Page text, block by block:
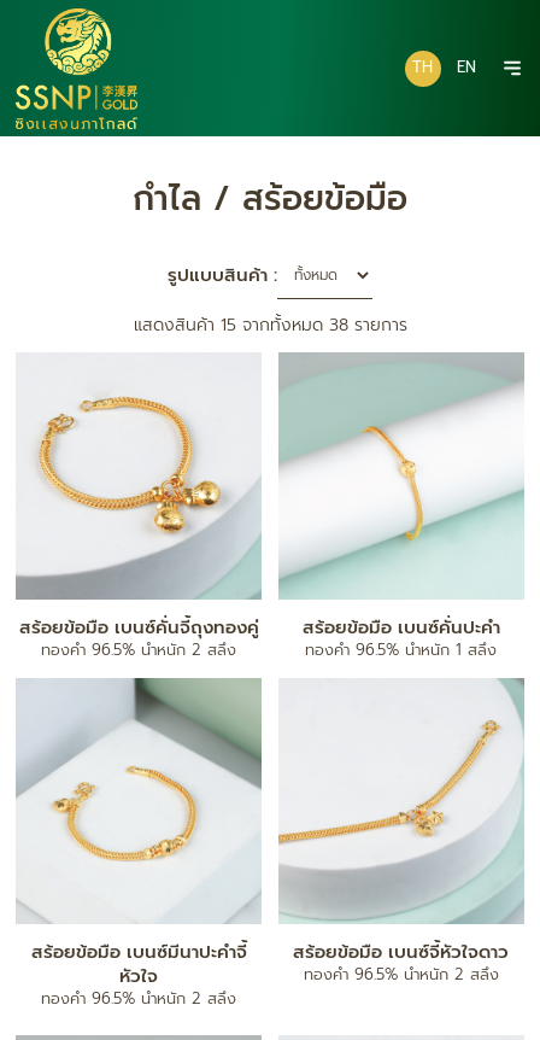
TH EN
กำไล / สร้อยข้อมือ
แสดงสินค้า 15 จากทั้งหมด 38 รายการ
รูปแบบสินค้า :
สร้อยข้อมือ เบนซ์คั่นจี้ถุงทองคู่
ทองคำ 96.5% น้ำหนัก 2 สลึง
สร้อยข้อมือ เบนซ์คั่นปะคำ
ทองคำ 96.5% น้ำหนัก 1 สลึง
สร้อยข้อมือ เบนซ์มีนาปะคำจี้
หัวใจ
ทองคำ 96.5% น้ำหนัก 2 สลึง
สร้อยข้อมือ เบนซ์จี้หัวใจดาว
ทองคำ 96.5% น้ำหนัก 2 สลึง